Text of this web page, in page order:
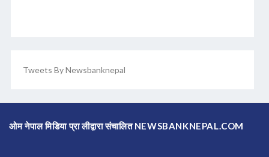
Tweets By Newsbanknepal
ओम नेपाल मिडिया प्रा लीद्वारा संचालित NEWSBANKNEPAL.COM